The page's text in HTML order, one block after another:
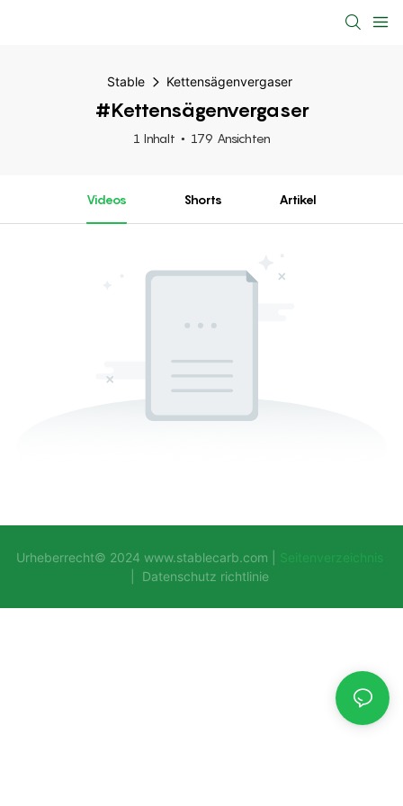
Stable Kettensägenvergaser
#Kettensägenvergaser
1 Inhalt 179 Ansichten
Videos Shorts Artikel
Urheberrecht© 2024 www.stablecarb.com
Seitenverzeichnis
Datenschutz richtlinie